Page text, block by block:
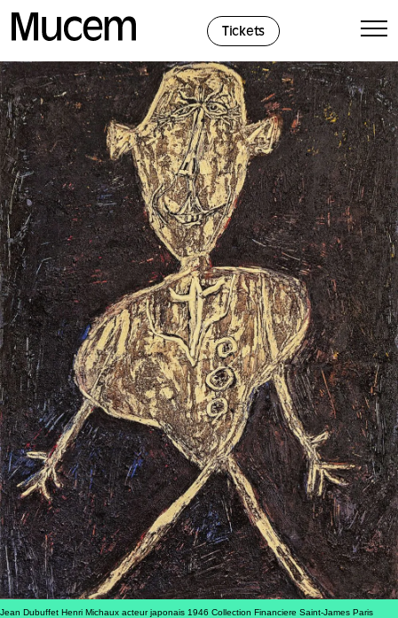
Tickets
Jean Dubuffet Henri Michaux acteur japonais 1946 Collection Financiere Saint-James Paris